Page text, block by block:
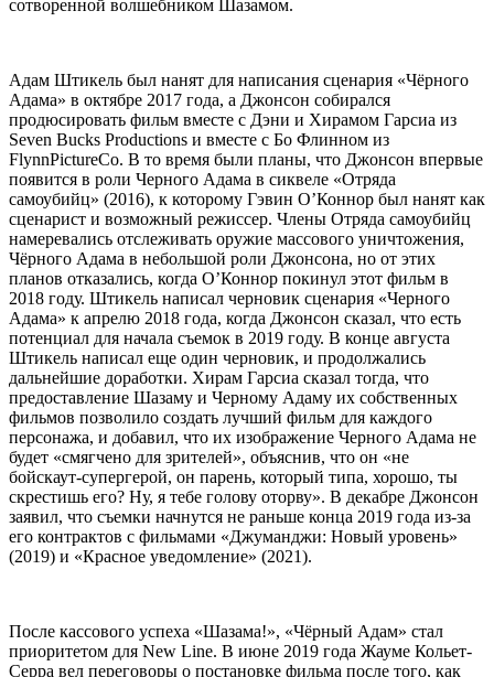
сотворенной волшебником Шазамом.
Адам Штикель был нанят для написания сценария «Чёрного
Адама» в октябре 2017 года, а Джонсон собирался
продюсировать фильм вместе с Дэни и Хирамом Гарсиа из
Seven Bucks Productions и вместе с Бо Флинном из
FlynnPictureCo. В то время были планы, что Джонсон впервые
появится в роли Черного Адама в сиквеле «Отряда
самоубийц» (2016), к которому Гэвин О’Коннор был нанят как
сценарист и возможный режиссер. Члены Отряда самоубийц
намеревались отслеживать оружие массового уничтожения,
Чёрного Адама в небольшой роли Джонсона, но от этих
планов отказались, когда О’Коннор покинул этот фильм в
2018 году. Штикель написал черновик сценария «Черного
Адама» к апрелю 2018 года, когда Джонсон сказал, что есть
потенциал для начала съемок в 2019 году. В конце августа
Штикель написал еще один черновик, и продолжались
дальнейшие доработки. Хирам Гарсиа сказал тогда, что
предоставление Шазаму и Черному Адаму их собственных
фильмов позволило создать лучший фильм для каждого
персонажа, и добавил, что их изображение Черного Адама не
будет «смягчено для зрителей», объяснив, что он «не
бойскаут-супергерой, он парень, который типа, хорошо, ты
скрестишь его? Ну, я тебе голову оторву». В декабре Джонсон
заявил, что съемки начнутся не раньше конца 2019 года из-за
его контрактов с фильмами «Джуманджи: Новый уровень»
(2019) и «Красное уведомление» (2021).
После кассового успеха «Шазама!», «Чёрный Адам» стал
приоритетом для New Line. В июне 2019 года Жауме Кольет-
Серра вел переговоры о постановке фильма после того, как